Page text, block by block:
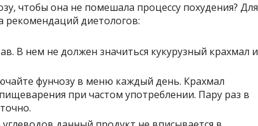
чтобы она не помешала процессу похудения? Для
рекомендаций диетологов:
В нем не должен значиться кукурузный крахмал и
фунчозу в меню каждый день. Крахмал
при частом употреблении. Пару раз в